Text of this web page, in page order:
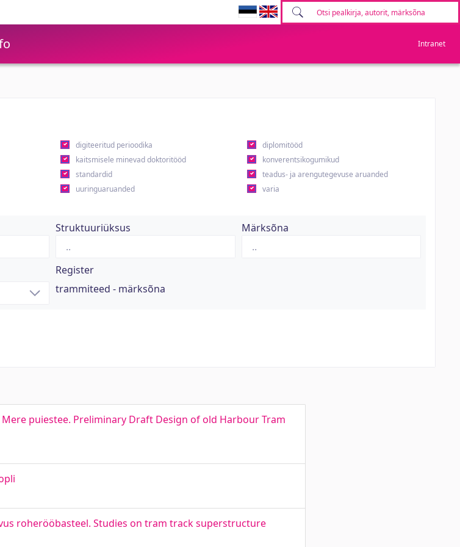
Intranet
digiteeritud perioodika
diplomitööd
kaitsmisele minevad doktoritööd
konverentsikogumikud
standardid
teadus- ja arengutegevuse aruanded
uuringuaruanded
varia
Struktuuriüksus Märksõna
Register
trammiteed - märksõna
puiestee. Preliminary Draft Design of old Harbour Tram
roherööbasteel. Studies on tram track superstructure